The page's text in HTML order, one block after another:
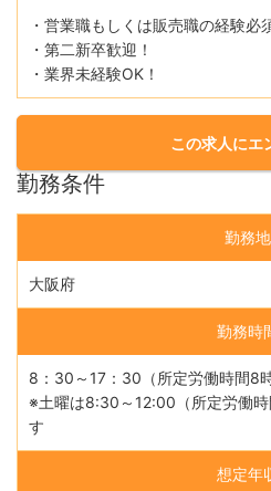
・営業職もしくは販売職の経験必
・第二新卒歓迎！
・業界未経験OK！
この求人にエ
勤務条件
勤務地
大阪府
勤務時
8：30～17：30（所定労働時間8
※土曜は8:30～12:00（所定労働
す
想定年